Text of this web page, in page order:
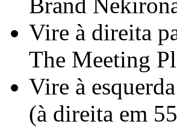
Vire à direita
The Meeting
Vire à
(à direita em